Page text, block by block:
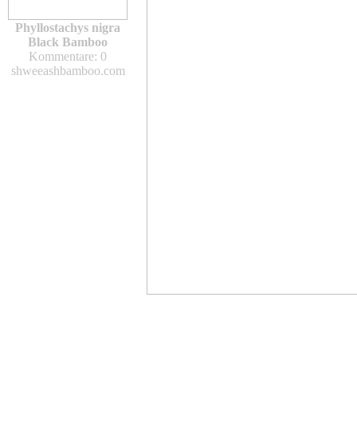
Phyllostachys nigra
Black Bamboo
Kommentare: 0
shweeashbamboo.com